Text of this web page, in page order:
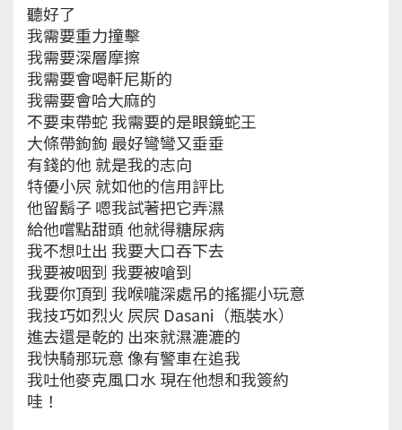
聽好了
我需要重力撞擊
我需要深層摩擦
我需要會喝軒尼斯的
我需要會哈大麻的
不要束帶蛇 我需要的是眼鏡蛇王
大條帶鉤鉤 最好彎彎又垂垂
有錢的他 就是我的志向
特優小屄 就如他的信用評比
他留鬍子 嗯我試著把它弄濕
給他嚐點甜頭 他就得糖尿病
我不想吐出 我要大口吞下去
我要被咽到 我要被嗆到
我要你頂到 我喉嚨深處吊的搖擺小玩意
我技巧如烈火 屄屄 Dasani（瓶裝水）
進去還是乾的 出來就濕漉漉的
我快騎那玩意 像有警車在追我
我吐他麥克風口水 現在他想和我簽約
哇！